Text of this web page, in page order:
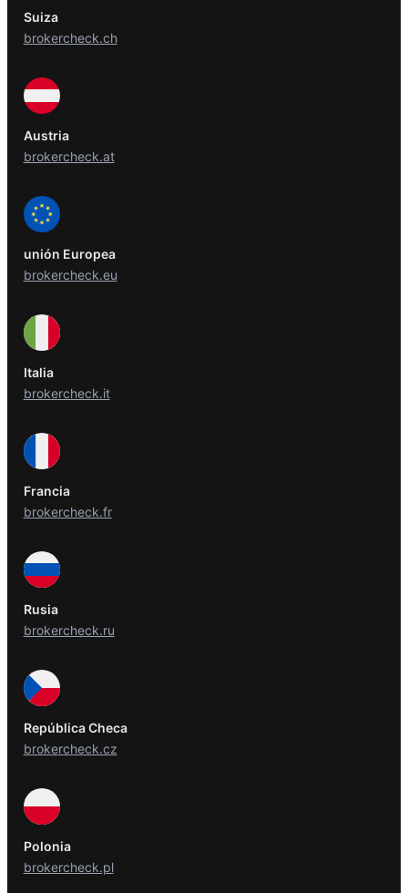
Suiza
brokercheck.ch
Austria
brokercheck.at
unión Europea
brokercheck.eu
Italia
brokercheck.it
Francia
brokercheck.fr
Rusia
brokercheck.ru
República Checa
brokercheck.cz
Polonia
brokercheck.pl